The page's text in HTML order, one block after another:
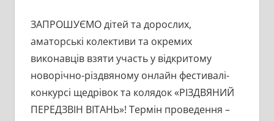
ЗАПРОШУЄМО дітей та дорослих,
аматорські колективи та окремих
виконавців взяти участь у відкритому
новорічно-різдвяному онлайн фестивалі-
конкурсі щедрівок та колядок «РІЗДВЯНИЙ
ПЕРЕДЗВІН ВІТАНЬ»! Термін проведення –